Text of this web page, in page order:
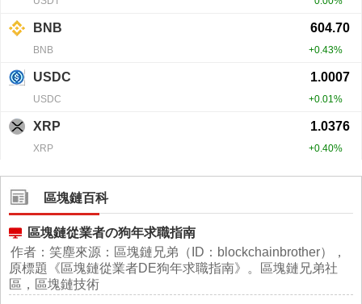
區塊鏈百科
區塊鏈從業者の狗年求職指南
作者：笑塵來源：區塊鏈兄弟（ID：blockchainbrother），
原標題《區塊鏈從業者DE狗年求職指南》。區塊鏈兄弟社
區，區塊鏈技術